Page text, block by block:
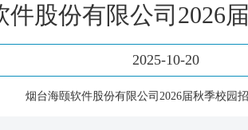
件股份有限公司2026
2025-10-20
烟台海颐软件股份有限公司2026届秋季校园